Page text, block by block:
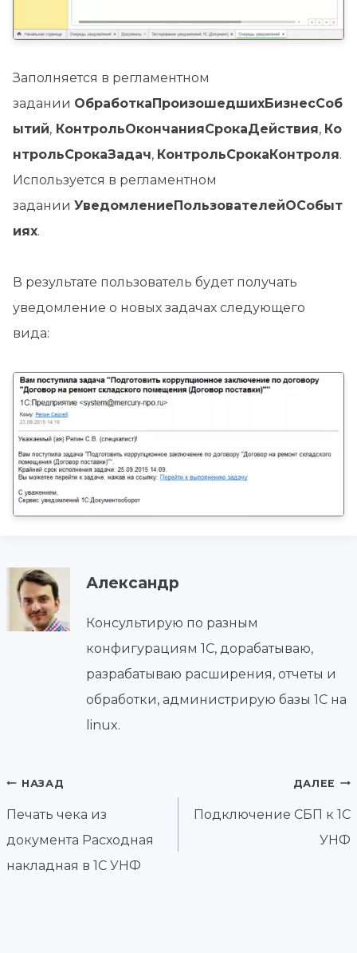
Заполняется в регламентном
задании ОбработкаПроизошедшихБизнесСоб
ытий, КонтрольОкончанияСрокаДействия, Ко
нтрольСрокаЗадач, КонтрольСрокаКонтроля.
Используется в регламентном
задании УведомлениеПользователейОСобыт
иях.
В результате пользователь будет получать
уведомление о новых задачах следующего
вида:
Александр
Консультирую по разным
конфигурациям 1С, дорабатываю,
разрабатываю расширения, отчеты и
обработки, администрирую базы 1С на
linux.
Навигация
по
записям
НАЗАД
Печать чека из
документа Расходная
накладная в 1С УНФ
ДАЛЕЕ
Подключение СБП к 1С
УНФ